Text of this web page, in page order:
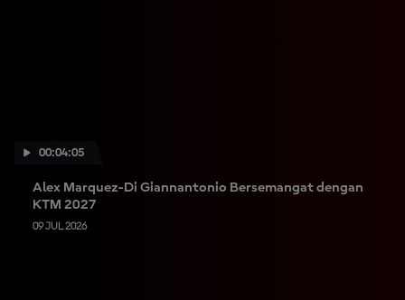
00:04:05
Alex Marquez-Di Giannantonio Bersemangat dengan
KTM 2027
09 JUL 2026